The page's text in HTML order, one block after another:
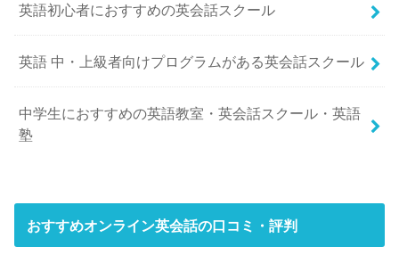
英語初心者におすすめの英会話スクール
英語 中・上級者向けプログラムがある英会話スクール
中学生におすすめの英語教室・英会話スクール・英語
塾
おすすめオンライン英会話の口コミ・評判